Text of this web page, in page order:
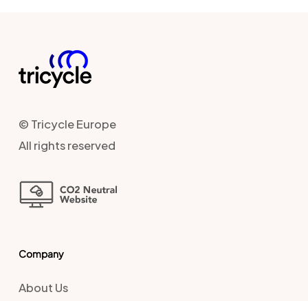
© Tricycle Europe
All rights reserved
Company
About Us